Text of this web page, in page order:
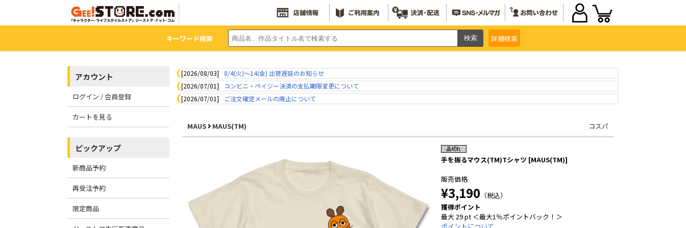
キーワード検索 詳細検索
アカウント
ログイン / 会員登録
カートを見る
ピックアップ
新商品予約
再受注予約
限定商品
[2026/08/03]
8/4(火)～14(金) 出荷遅延のお知らせ
[2026/07/01]
コンビニ・ペイジー決済の支払期限変更について
[2026/07/01]
ご注文確定メールの廃止について
MAUS MAUS(TM) コスパ
手を振るマウス(TM)Tシャツ [MAUS(TM)]
販売価格
¥3,190 （税込）
獲得ポイント
最大 29 pt ＜最大1％ポイントバック！＞